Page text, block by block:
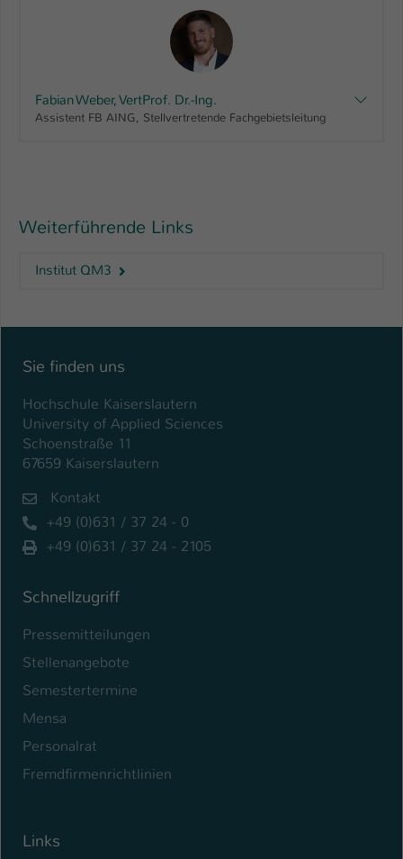
Fabian Weber, VertProf. Dr.-Ing.
Assistent FB AING, Stellvertretende Fachgebietsleitung
Weiterführende Links
Institut QM3
Sie finden uns
Hochschule Kaiserslautern
University of Applied Sciences
Schoenstraße 11
67659 Kaiserslautern
Kontakt
+49 (0)631 / 37 24 - 0
+49 (0)631 / 37 24 - 2105
Schnellzugriff
Pressemitteilungen
Stellenangebote
Semestertermine
Mensa
Personalrat
Fremdfirmenrichtlinien
Links